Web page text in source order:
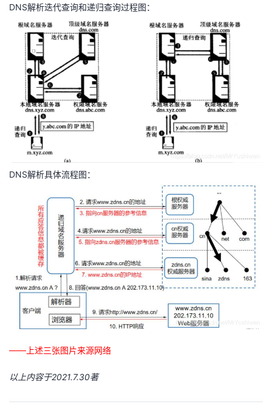
DNS解析迭代查询和递归查询过程图：
DNS解析具体流程图：
——上述三张图片来源网络
以上内容于2021.7.30著